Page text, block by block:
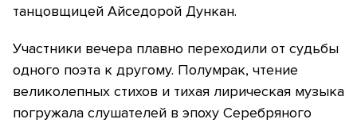
танцовщицей Айседорой Дункан.
Участники вечера плавно переходили от судьбы
одного поэта к другому. Полумрак, чтение
великолепных стихов и тихая лирическая музыка
погружала слушателей в эпоху Серебряного